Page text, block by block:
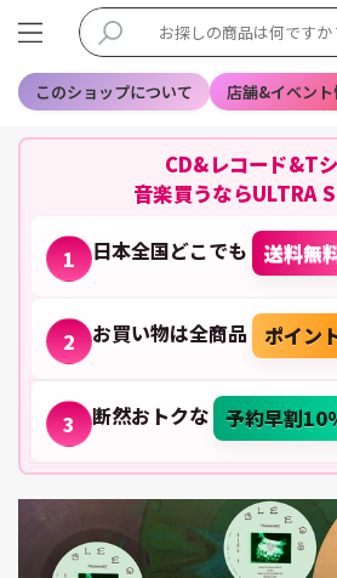
このショップについて 店舗&イベン
CD&レコード&T
音楽買うならULTRA
1 日本全国どこでも 送料無
2 お買い物は全商品 ポイン
3 断然おトクな 予約早割